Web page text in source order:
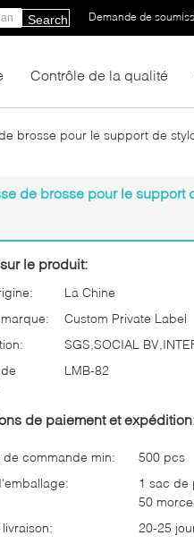
Demande de
Search
Contrôle de la qualité
brosse pour le support de
de brosse pour le support
le produit:
La Chine
Custom Private Label
SGS,SOCIAL
LMB-82
de paiement et
de commande min:
500 pcs
1 sac de
50
20-25